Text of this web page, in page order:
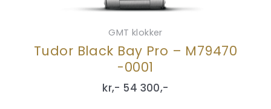
GMT klokker
Tudor Black Bay Pro – M79470
-0001
kr,- 54 300,-